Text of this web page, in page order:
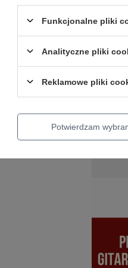
Szukasz
w sklepie
Funkcjonalne pliki
Analityczne pliki
Reklamowe pliki
Potwierdzam